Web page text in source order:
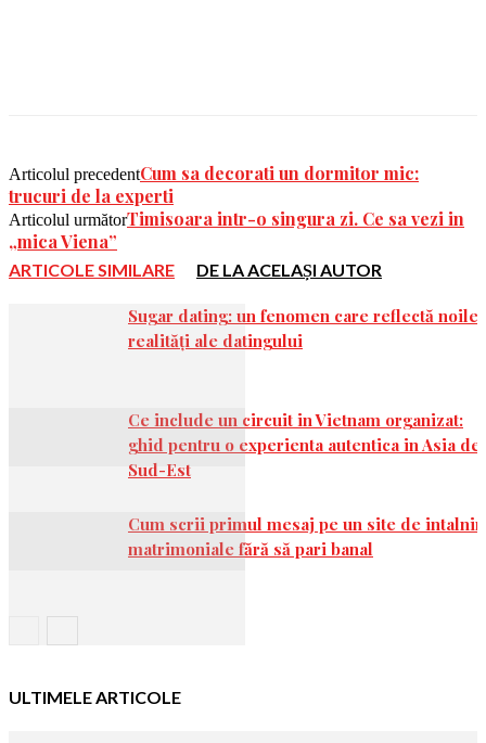
Articolul precedentCum sa decorati un dormitor mic:
trucuri de la experti
Articolul următorTimisoara intr-o singura zi. Ce sa vezi in
„mica Viena”
ARTICOLE SIMILARE DE LA ACELAȘI AUTOR
Sugar dating: un fenomen care reflectă noile
realități ale datingului
Ce include un circuit in Vietnam organizat:
ghid pentru o experienta autentica in Asia de
Sud-Est
Cum scrii primul mesaj pe un site de
matrimoniale fără să pari banal
ULTIMELE ARTICOLE